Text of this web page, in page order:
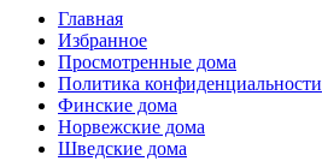
Главная
Избранное
Просмотренные дома
Политика конфиденциальности
Финские дома
Норвежские дома
Шведские дома